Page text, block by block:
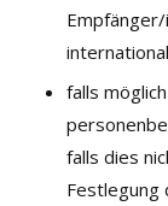
falls
falls dies
Festlegung